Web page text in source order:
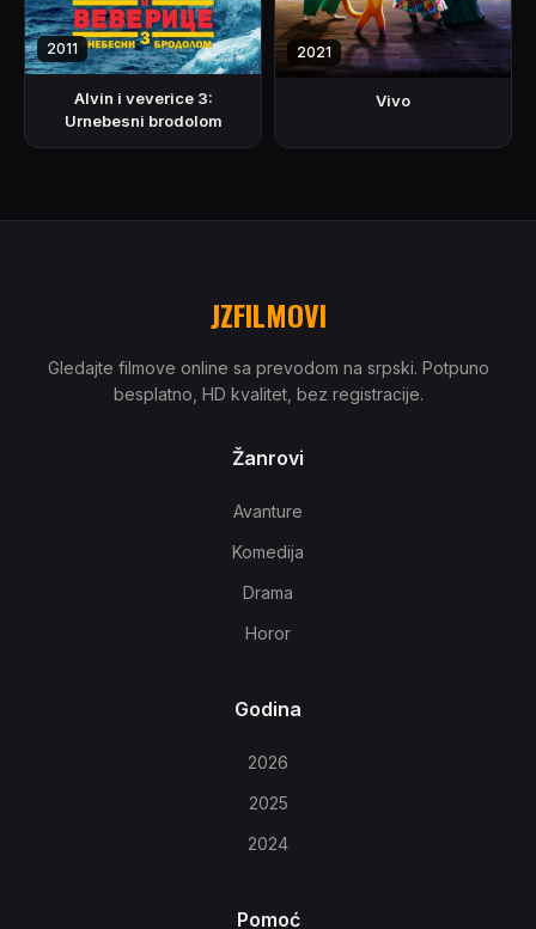
2011
Alvin i veverice 3:
Urnebesni brodolom
2021
Vivo
JZFILMOVI
Gledajte filmove online sa prevodom na srpski. Potpuno
besplatno, HD kvalitet, bez registracije.
Žanrovi
Avanture
Komedija
Drama
Horor
Godina
2026
2025
2024
Pomoć